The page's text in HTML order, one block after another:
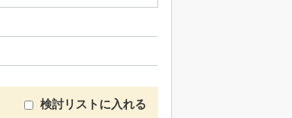
検討リストに入れる